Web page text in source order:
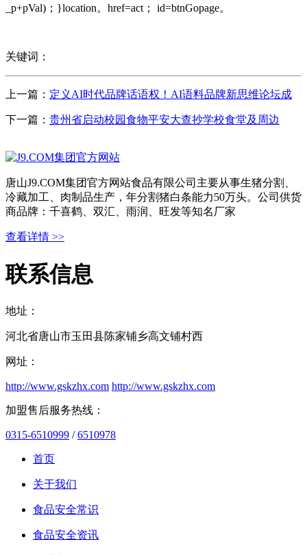
_p+pVal)；}location。href=act； id=btnGopage。
关键词：
上一篇： 定义AI时代品牌话语权！AI语料品牌新思维论坛成
下一篇： 贵州省启动校园食物平安大查抄学校食堂及周边
唐山J9.COM集团官方网站食品有限公司主要从事生猪分割、
冷藏加工、肉制品生产，年分割猪白条能力50万头。公司供货
商品牌：千喜鹤、双汇、雨润、旺发等知名厂家
查看详情 >>
联系信息
地址：
河北省唐山市玉田县陈家铺乡高文铺村西
网址：
http://www.gskzhx.com http://www.gskzhx.com
加盟售后服务热线：
0315-6510999 /6510978
首页
关于我们
食品安全常识
食品安全资讯